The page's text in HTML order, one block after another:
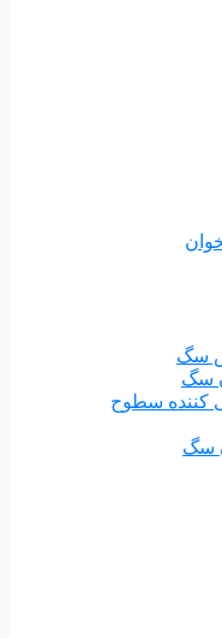
سگ
سگ
کننده سطوح
سگ